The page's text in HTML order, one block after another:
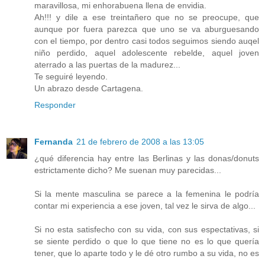
maravillosa, mi enhorabuena llena de envidia.
Ah!!! y dile a ese treintañero que no se preocupe, que
aunque por fuera parezca que uno se va aburguesando
con el tiempo, por dentro casi todos seguimos siendo auqel
niño perdido, aquel adolescente rebelde, aquel joven
aterrado a las puertas de la madurez...
Te seguiré leyendo.
Un abrazo desde Cartagena.
Responder
Fernanda 21 de febrero de 2008 a las 13:05
¿qué diferencia hay entre las Berlinas y las donas/donuts
estrictamente dicho? Me suenan muy parecidas...
Si la mente masculina se parece a la femenina le podría
contar mi experiencia a ese joven, tal vez le sirva de algo...
Si no esta satisfecho con su vida, con sus espectativas, si
se siente perdido o que lo que tiene no es lo que quería
tener, que lo aparte todo y le dé otro rumbo a su vida, no es